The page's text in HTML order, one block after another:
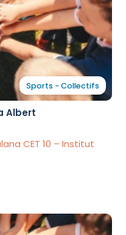
Sports - Collectifs
Albert
CET 10 – Institut